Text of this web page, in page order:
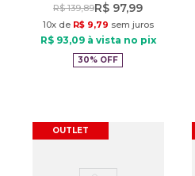
R$ 139,89R$ 97,99
10x de R$ 9,79 sem juros
R$ 93,09à vista no pix
30% OFF
OUTLET